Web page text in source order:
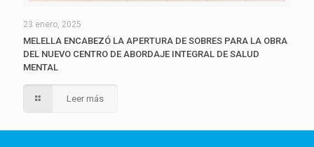
23 enero, 2025
MELELLA ENCABEZÓ LA APERTURA DE SOBRES PARA LA OBRA
DEL NUEVO CENTRO DE ABORDAJE INTEGRAL DE SALUD
MENTAL
Leer más